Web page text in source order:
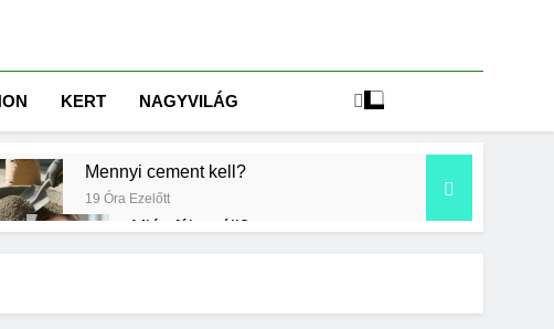
KERT NAGYVILÁG
Mennyi cement kell?
19 Óra Ezelőtt
Miért fáj a váll?